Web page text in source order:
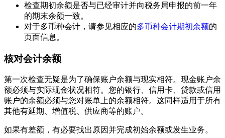
检查期初余额是否与已经审计并向税务局申报的前一年
的期末余额一致。
对于多币种会计，请参见相应的多币种会计期初余额的
页面信息。
核对会计余额
第一次检查无疑是为了确保账户余额与现实相符。现金账户余
额必须与实际现金状况相符。您的银行、信用卡、贷款或信用
账户的余额必须与您对账单上的余额相符。这同样适用于所有
其他有延期、增值税、供应商等的账户。
如果有差额，有必要找出原因并完成初始余额或发生业务。